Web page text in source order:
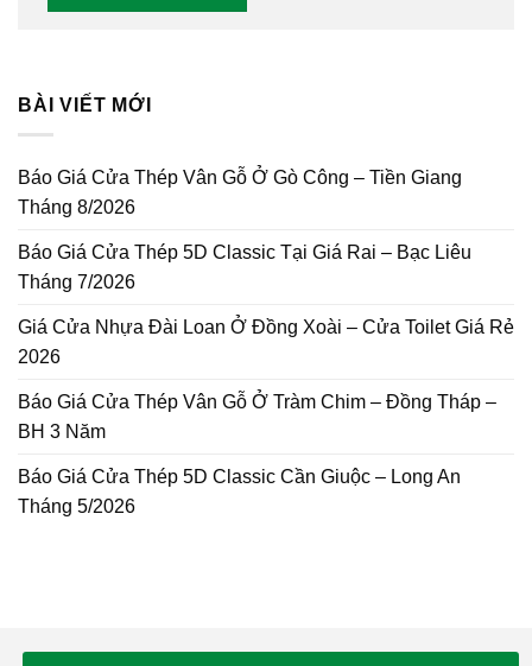
BÀI VIẾT MỚI
Báo Giá Cửa Thép Vân Gỗ Ở Gò Công – Tiền Giang
Tháng 8/2026
Báo Giá Cửa Thép 5D Classic Tại Giá Rai – Bạc Liêu
Tháng 7/2026
Giá Cửa Nhựa Đài Loan Ở Đồng Xoài – Cửa Toilet Giá Rẻ
2026
Báo Giá Cửa Thép Vân Gỗ Ở Tràm Chim – Đồng Tháp –
BH 3 Năm
Báo Giá Cửa Thép 5D Classic Cần Giuộc – Long An
Tháng 5/2026